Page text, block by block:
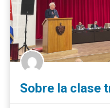
Sobre la clase